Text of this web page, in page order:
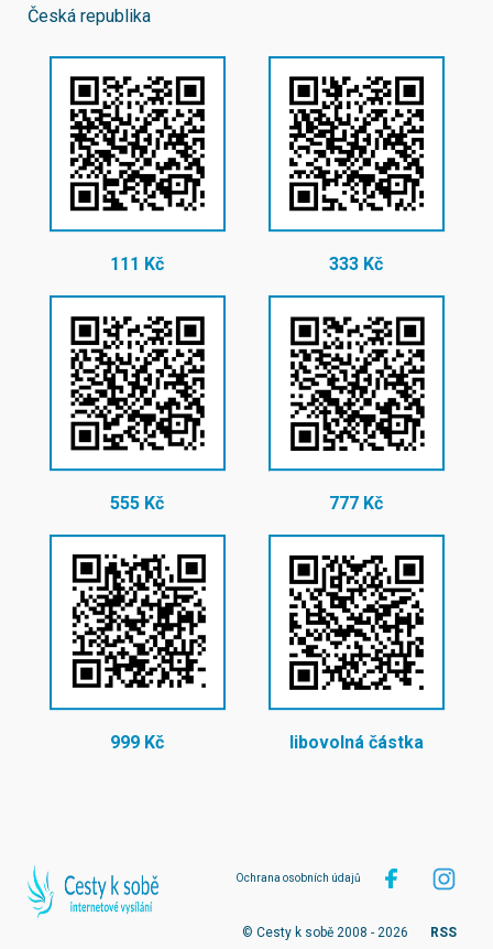
Česká republika
111 Kč 333 Kč
555 Kč 777 Kč
999 Kč libovolná částka
Ochrana osobních údajů
© Cesty k sobě 2008 - 2026 RSS